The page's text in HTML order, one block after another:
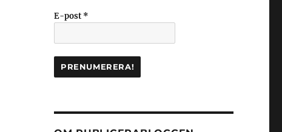
E-post *